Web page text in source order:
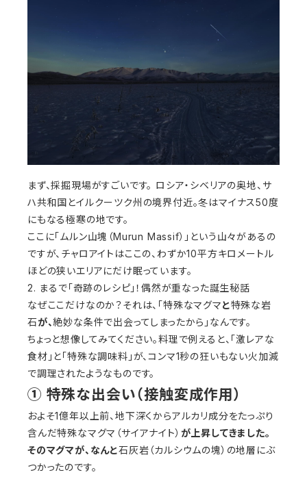
まず、採掘現場がすごいです。 ロシア・シベリアの奥地、サ
ハ共和国とイルクーツク州の境界付近。冬はマイナス50度
にもなる極寒の地です。
ここに「ムルン山塊（Murun Massif）」という山々があるの
ですが、チャロアイトはここの、わずか10平方キロメートル
ほどの狭いエリアにだけ眠っています。
2. まるで「奇跡のレシピ」！偶然が重なった誕生秘話
なぜここだけなのか？それは、「特殊なマグマと特殊な岩
石が、絶妙な条件で出会ってしまったから」なんです。
ちょっと想像してみてください。料理で例えると、「激レアな
食材」と「特殊な調味料」が、コンマ1秒の狂いもない火加減
で調理されたようなものです。
① 特殊な出会い（接触変成作用）
およそ1億年以上前、地下深くからアルカリ成分をたっぷり
含んだ特殊なマグマ（サイアナイト） が上昇してきました。
そのマグマが、なんと石灰岩（カルシウムの塊）の地層にぶ
つかったのです。